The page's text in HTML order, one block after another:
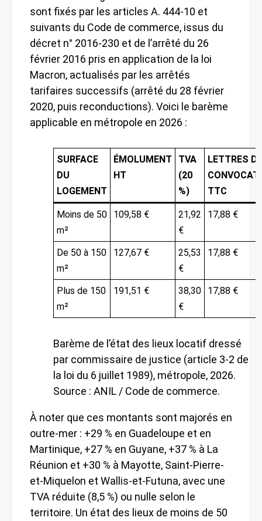
sont fixés par les articles A. 444-10 et
suivants du Code de commerce, issus du
décret n° 2016-230 et de l’arrêté du 26
février 2016 pris en application de la loi
Macron, actualisés par les arrêtés
tarifaires successifs (arrêté du 28 février
2020, puis reconductions). Voici le barème
applicable en métropole en 2026 :
SURFACE
DU
LOGEMENT
ÉMOLUMENT
HT
TVA
(20
%)
LETTRES DE
TTC
Moins de 50
m²
109,58 €
21,92
€
17,88 €
De 50 à 150
m²
127,67 €
25,53
€
17,88 €
Plus de 150
m²
191,51 €
38,30
€
17,88 €
Barème de l’état des lieux locatif dressé
par commissaire de justice (article 3-2 de
la loi du 6 juillet 1989), métropole, 2026.
Source : ANIL / Code de commerce.
À noter que ces montants sont majorés en
outre-mer : +29 % en Guadeloupe et en
Martinique, +27 % en Guyane, +37 % à La
Réunion et +30 % à Mayotte, Saint-Pierre-
et-Miquelon et Wallis-et-Futuna, avec une
TVA réduite (8,5 %) ou nulle selon le
territoire. Un état des lieux de moins de 50